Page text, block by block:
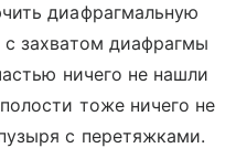
диафрагмальную
захватом диафрагмы
ничего не нашли
тоже ничего не
с перетяжками.